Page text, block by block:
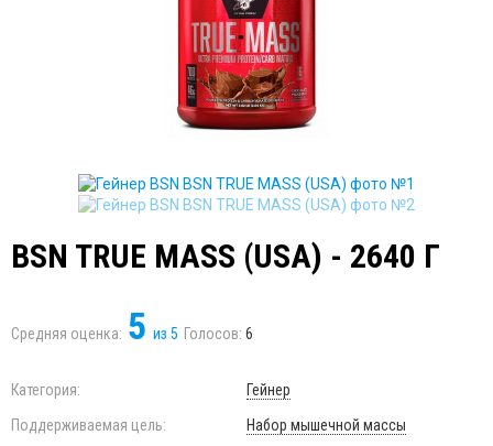
BSN TRUE MASS (USA) - 2640 Г
Средняя оценка: 5 из 5 Голосов: 6
Категория:
Гейнер
Поддерживаемая цель:
Набор мышечной массы